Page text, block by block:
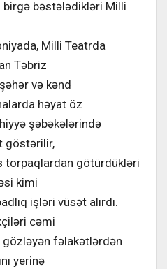
birgə bəstələdikləri Milli
Milli Teatrda
Təbriz
və kənd
həyat öz
şəbəkələrində
göstərilir,
torpaqlardan götürdükləri
kimi
işləri vüsət alırdı.
cəmi
gözləyən fəlakətlərdən
yerinə